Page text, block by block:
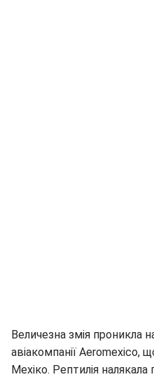
Величезна змія проникла
авіакомпанії Aeromexico,
Мехіко. Рептилія налякала